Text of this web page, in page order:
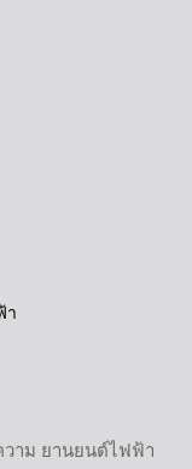
า
วาม ยานยนต์ไฟฟ้า